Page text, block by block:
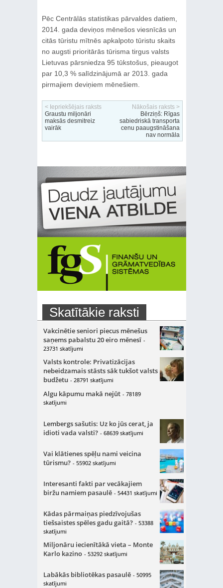
Pēc Centrālās statistikas pārvaldes datiem,
2014. gada deviņos mēnešos viesnīcās un
citās tūristu mītnēs apkalpoto tūristu skaits
no augsti prioritārās tūrisma tirgus valsts
Lietuvas pārsniedza 95 tūkstošus, pieaugot
par 10,3 % salīdzinājumā ar 2013. gada
pirmajiem deviņiem mēnešiem.
< Iepriekšējais raksts
Graustu miljonāri
maksās desmitreiz
vairāk
Nākošais raksts >
Bērziņš: Rīgas
sabiedriskā transporta
cenu paaugstināšana
nav normāla
Skatītākie raksti
Vakcinētie seniori piecus mēnešus
saņems pabalstu 20 eiro mēnesī -
23731 skatījumi
Valsts kontrole: Privatizācijas
nebeidzamais stāsts sāk tukšot valsts
budžetu - 28791 skatījumi
Algu kāpumu makā nejūt - 78189
skatījumi
Lembergs sašutis: Uz ko jūs cerat, ja
idioti vada valsti? - 68639 skatījumi
Vai klātienes spēļu nami veicina
tūrismu? - 55902 skatījumi
Interesanti fakti par vecākajiem
biržu namiem pasaulē - 54431 skatījumi
Kādas pārmaiņas piedzīvojušas
tiešsaistes spēles gadu gaitā? - 53388
skatījumi
Miljonāru iecienītākā vieta – Monte
Karlo kazino - 53292 skatījumi
Labākās bibliotēkas pasaulē - 50995
skatījumi